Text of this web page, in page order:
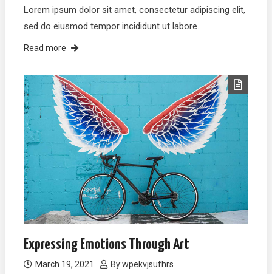
Lorem ipsum dolor sit amet, consectetur adipiscing elit,
sed do eiusmod tempor incididunt ut labore…
Read more
Expressing Emotions Through Art
March 19, 2021 By:wpekvjsufhrs